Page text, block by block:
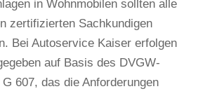
in Wohnmobilen sollten alle
zertifizierten Sachkundigen
Bei Autoservice Kaiser erfolgen
auf Basis des DVGW-
607, das die Anforderungen